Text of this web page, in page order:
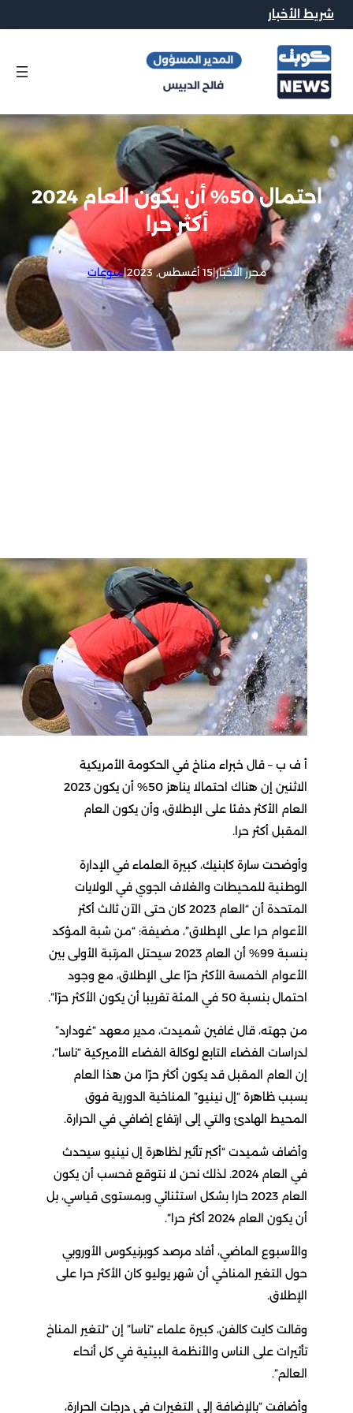
شريط الأخبار
احتمال 50% أن يكون العام 2024
أكثر حرا
محرر الاخبار|15 أغسطس, 2023 |منوعات
أ ف ب – قال خبراء مناخ في الحكومة الأمريكية
الاثنين إن هناك احتمالا يناهز 50% أن يكون 2023
العام الأكثر دفئا على الإطلاق، وأن يكون العام
المقبل أكثر حرا.
وأوضحت سارة كابنيك، كبيرة العلماء في الإدارة
الوطنية للمحيطات والغلاف الجوي في الولايات
المتحدة أن “العام 2023 كان حتى الآن ثالث أكثر
الأعوام حرا على الإطلاق”، مضيفة: “من شبة المؤكد
بنسبة 99% أن العام 2023 سيحتل المرتبة الأولى بين
الأعوام الخمسة الأكثر حرّا على الإطلاق، مع وجود
احتمال بنسبة 50 في المئة تقريبا أن يكون الأكثر حرّا”.
من جهته، قال غافين شميدت، مدير معهد “غودارد”
لدراسات الفضاء التابع لوكالة الفضاء الأميركية “ناسا”،
إن العام المقبل قد يكون أكثر حرّا من هذا العام
بسبب ظاهرة “إل نينيو” المناخية الدورية فوق
المحيط الهادئ والتي إلى ارتفاع إضافي في الحرارة.
وأضاف شميدت “أكبر تأثير لظاهرة إل نينيو سيحدث
في العام 2024. لذلك نحن لا نتوقع فحسب أن يكون
العام 2023 حارا بشكل استثنائي وبمستوى قياسي، بل
أن يكون العام 2024 أكثر حرا”.
والأسبوع الماضي، أفاد مرصد كوبرنيكوس الأوروبي
حول التغير المناخي أن شهر يوليو كان الأكثر حرا على
الإطلاق.
وقالت كايت كالفن، كبيرة علماء “ناسا” إن “لتغير المناخ
تأثيرات على الناس والأنظمة البيئية في كل أنحاء
العالم”.
وأضافت “بالإضافة إلى التغيرات في درجات الحرارة،